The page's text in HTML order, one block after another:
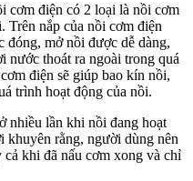
cơm điện có 2 loại là nồi cơm
Trên nắp của nồi cơm điện
đóng, mở nồi được dễ dàng,
nước thoát ra ngoài trong quá
điện sẽ giúp bao kín nồi,
trình hoạt động của nồi.
nhiều lần khi nồi đang hoạt
khuyên rằng, người dùng nên
khi đã nấu cơm xong và chỉ